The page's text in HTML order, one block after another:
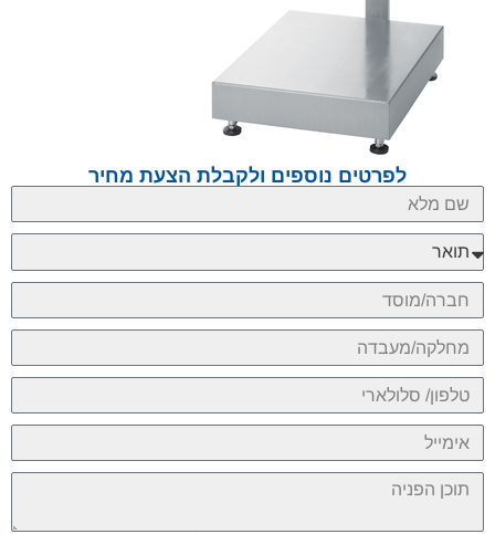
לפרטים נוספים ולקבלת הצעת מחיר